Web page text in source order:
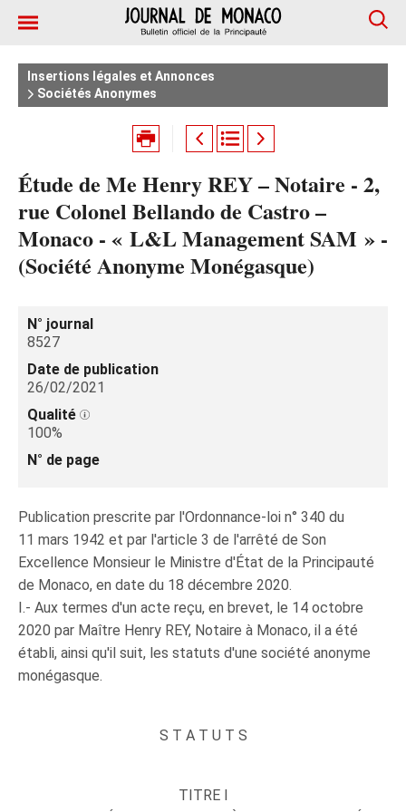
Insertions légales et Annonces
Sociétés Anonymes
Étude de Me Henry REY – Notaire - 2,
rue Colonel Bellando de Castro –
Monaco - « L&L Management SAM » -
(Société Anonyme Monégasque)
N° journal
8527
Date de publication
26/02/2021
Qualité
100%
N° de page
Publication prescrite par l'Ordonnance-loi n° 340 du
11 mars 1942 et par l'article 3 de l'arrêté de Son
Excellence Monsieur le Ministre d'État de la Principauté
de Monaco, en date du 18 décembre 2020.
I.- Aux termes d'un acte reçu, en brevet, le 14 octobre
2020 par Maître Henry REY, Notaire à Monaco, il a été
établi, ainsi qu'il suit, les statuts d'une société anonyme
monégasque.
S T A T U T S
TITRE I